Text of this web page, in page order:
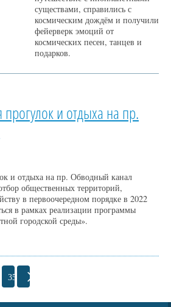
существами, справились с
космическим дождём и получили
фейерверк эмоций от
космических песен, танцев и
подарков.
и отдыха на пр.
и отдыха на пр. Обводный канал
общественных территорий,
в первоочередном порядке в 2022
в рамках реализации программы
городской среды».
35